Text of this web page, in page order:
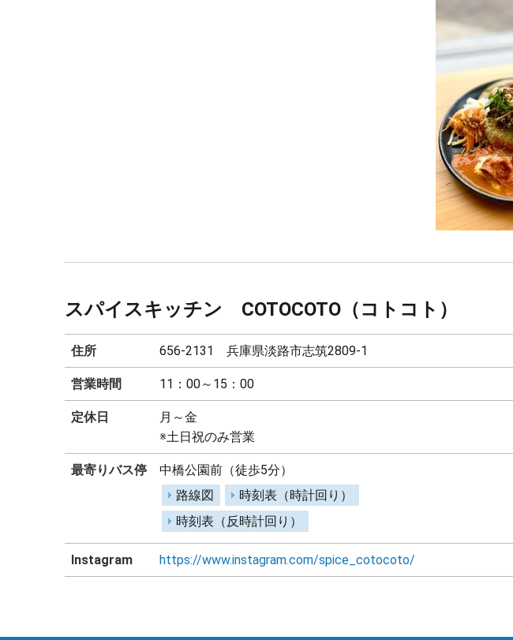
スパイスキッチン COTOCOTO（コトコト）
住所 656-2131 兵庫県淡路市志筑2809-1
営業時間 11：00～15：00
定休日
月～金
※土日祝のみ営業
最寄りバス停
中橋公園前（徒歩5分）
路線図
時刻表（時計回り）
時刻表（反時計回り）
Instagram https://www.instagram.com/spice_cotocoto/